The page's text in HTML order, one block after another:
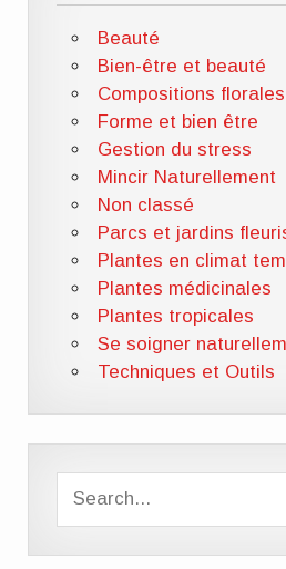
Beauté
Bien-être et beauté
Compositions florales
Forme et bien être
Gestion du stress
Mincir Naturellement
Non classé
Parcs et jardins
Plantes en climat
Plantes médicinales
Plantes tropicales
Se soigner
Techniques et Outils